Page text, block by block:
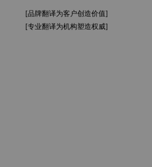
[品牌翻译为客户创造价值]
[专业翻译为机构塑造权威]